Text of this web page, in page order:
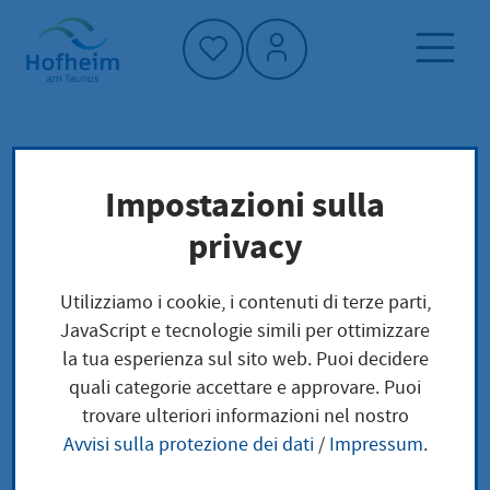
Home"
Pagina iniziale
Trova servizi
Preoccupazioni locali
Alleinerbschein Einziehung
Alleinerbschein
Einziehung
Impostazioni sulla
privacy
Utilizziamo i cookie, i contenuti di terze parti,
JavaScript e tecnologie simili per ottimizzare
la tua esperienza sul sito web. Puoi decidere
quali categorie accettare e approvare. Puoi
trovare ulteriori informazioni nel nostro
Avvisi sulla protezione dei dati/ Impressum.